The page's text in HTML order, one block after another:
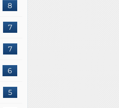
8
7
7
6
5